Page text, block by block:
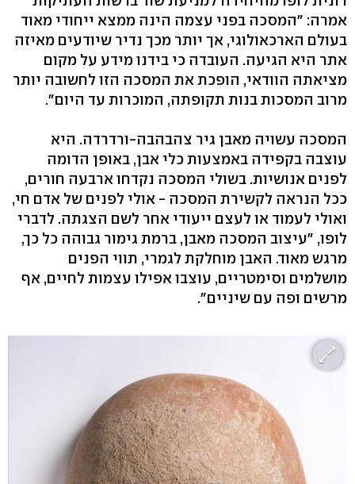
אמרה: "המסכה בפני עצמה הינה ממצא ייחודי מאוד
בעולם הארכאולוגי, אך יותר מכך נדיר שיודעים מאיזה
אתר היא הגיעה. העובדה כי בידנו מידע על מקום
מציאתה הוודאי, הופכת את המסכה הזו לחשובה יותר
מרוב המסכות בנות תקופתה, המוכרות עד היום".
המסכה עשויה מאבן גיר צהבהבה-ורדרדה. היא
עוצבה בקפידה באמצעות כלי אבן, באופן הדומה
לפנים אנושיות. בשולי המסכה נקדחו ארבעה חורים,
ככל הנראה לקשירת המסכה - אולי לפנים של אדם חי,
ואולי לעמוד או לעצם ייעודי אחר לשם הצגתה. לדברי
לופו, "עיצוב המסכה מאבן, ברמת גימור גבוהה כל כך,
מרגש מאוד. האבן מוחלקת לגמרי, תווי הפנים
מושלמים וסימטריים, עוצבו אפילו עצמות לחיים, אף
מרשים ופה עם שיניים".